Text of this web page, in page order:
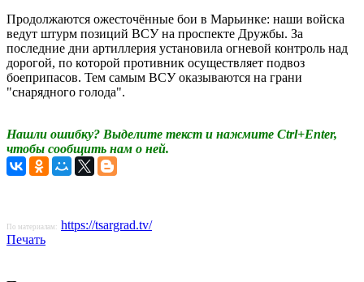
Продолжаются ожесточённые бои в Марьинке: наши войска
ведут штурм позиций ВСУ на проспекте Дружбы. За
последние дни артиллерия установила огневой контроль над
дорогой, по которой противник осуществляет подвоз
боеприпасов. Тем самым ВСУ оказываются на грани
"снарядного голода".
Нашли ошибку? Выделите текст и нажмите Ctrl+Enter,
чтобы сообщить нам о ней.
По материалам: https://tsargrad.tv/
Печать